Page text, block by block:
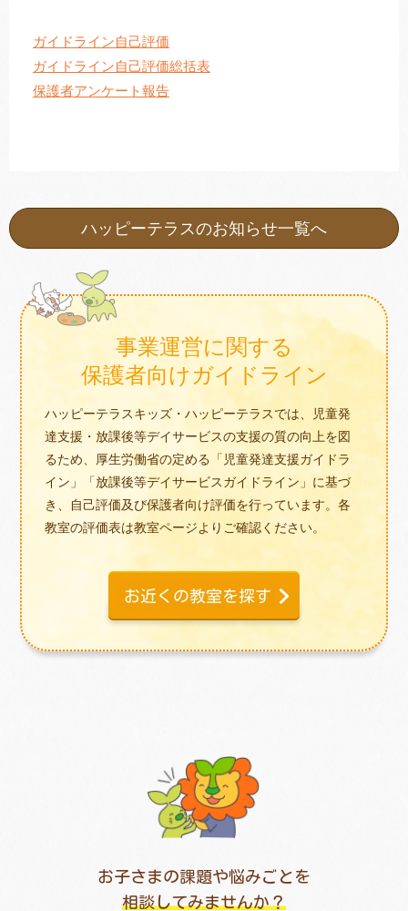
ガイドライン自己評価
ガイドライン自己評価総括表
保護者アンケート報告
ハッピーテラスのお知らせ一覧へ
事業運営に関する
保護者向けガイドライン
ハッピーテラスキッズ・ハッピーテラスでは、児童発
達支援・放課後等デイサービスの支援の質の向上を図
るため、厚生労働省の定める「児童発達支援ガイドラ
イン」「放課後等デイサービスガイドライン」に基づ
き、自己評価及び保護者向け評価を行っています。各
教室の評価表は教室ページよりご確認ください。
お子さまの課題や悩みごとを
相談してみませんか？